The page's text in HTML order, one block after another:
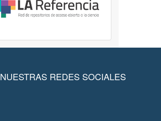
NUESTRAS REDES SOCIALES